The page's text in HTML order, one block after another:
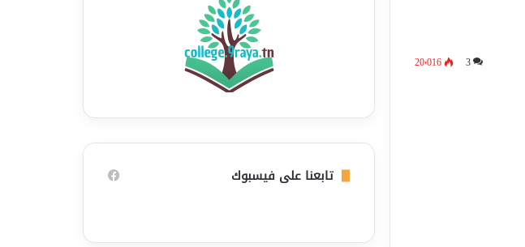
3 20٬016
تابعنا على فيسبوك